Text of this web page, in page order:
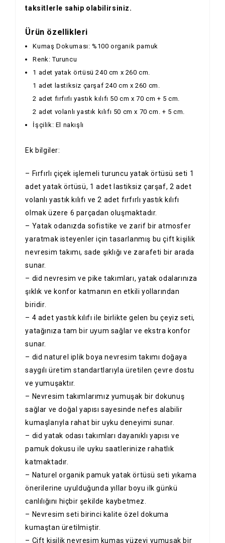
taksitlerle sahip olabilirsiniz.
Ürün özellikleri
Kumaş Dokuması: %100 organik pamuk
Renk: Turuncu
1 adet yatak örtüsü 240 cm x 260 cm.
1 adet lastiksiz çarşaf 240 cm x 260 cm.
2 adet fırfırlı yastık kılıfı 50 cm x 70 cm + 5 cm.
2 adet volanlı yastık kılıfı 50 cm x 70 cm. + 5 cm.
İşçilik: El nakışlı
Ek bilgiler:
– Fırfırlı çiçek işlemeli turuncu yatak örtüsü seti 1
adet yatak örtüsü, 1 adet lastiksiz çarşaf, 2 adet
volanlı yastık kılıfı ve 2 adet fırfırlı yastık kılıfı
olmak üzere 6 parçadan oluşmaktadır.
– Yatak odanızda sofistike ve zarif bir atmosfer
yaratmak isteyenler için tasarlanmış bu çift kişilik
nevresim takımı, sade şıklığı ve zarafeti bir arada
sunar.
– did nevresim ve pike takımları, yatak odalarınıza
şıklık ve konfor katmanın en etkili yollarından
biridir.
– 4 adet yastık kılıfı ile birlikte gelen bu çeyiz seti,
yatağınıza tam bir uyum sağlar ve ekstra konfor
sunar.
– did naturel iplik boya nevresim takımı doğaya
saygılı üretim standartlarıyla üretilen çevre dostu
ve yumuşaktır.
– Nevresim takımlarımız yumuşak bir dokunuş
sağlar ve doğal yapısı sayesinde nefes alabilir
kumaşlarıyla rahat bir uyku deneyimi sunar.
– did yatak odası takımları dayanıklı yapısı ve
pamuk dokusu ile uyku saatlerinize rahatlık
katmaktadır.
– Naturel organik pamuk yatak örtüsü seti yıkama
önerilerine uyulduğunda yıllar boyu ilk günkü
canlılığını hiçbir şekilde kaybetmez.
– Nevresim seti birinci kalite özel dokuma
kumaştan üretilmiştir.
– Çift kişilik nevresim kumaş yüzeyi yumuşak bir